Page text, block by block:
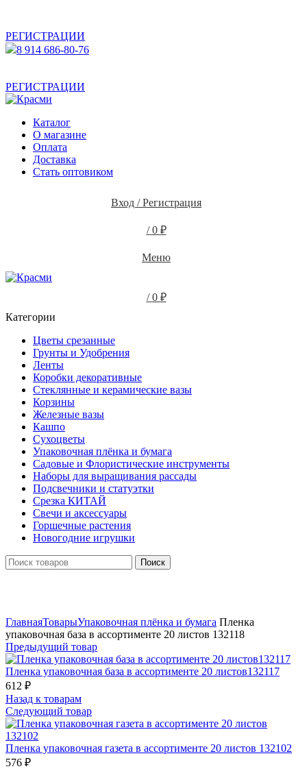
РЕГИСТРАЦИИ
8 914 686-80-76
РЕГИСТРАЦИИ
Каталог
О магазине
Оплата
Доставка
Стать оптовиком
Вход / Регистрация
/ 0 ₽
Меню
/ 0 ₽
Категории
Цветы срезанные
Грунты и Удобрения
Ленты
Коробки декоративные
Стеклянные и керамические вазы
Корзины
Железные вазы
Кашпо
Сухоцветы
Упаковочная плёнка и бумага
Садовые и Флористические инструменты
Наборы для выращивания рассады
Подсвечники и статуэтки
Срезка КИТАЙ
Свечи и аксессуары
Горшечные растения
Новогодние игрушки
Поиск
ГлавнаяТоварыУпаковочная плёнка и бумага Пленка
упаковочная база в ассортименте 20 листов 132118
Предыдущий товар
Пленка упаковочная база в ассортименте 20 листов132117
612 ₽
Назад к товарам
Следующий товар
Пленка упаковочная газета в ассортименте 20 листов 132102
576 ₽